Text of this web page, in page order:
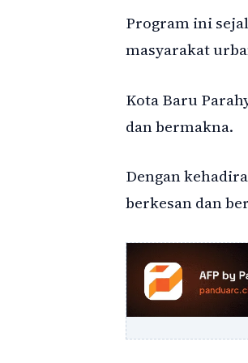
Program ini
masyarakat
Kota Baru
dan bermakna.
Dengan
berkesan dan